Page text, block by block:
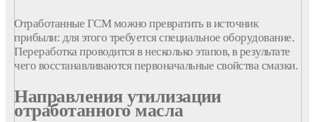
Отработанные ГСМ можно превратить в источник
прибыли: для этого требуется специальное оборудование.
Переработка проводится в несколько этапов, в результате
чего восстанавливаются первоначальные свойства смазки.
Направления утилизации
отработанного масла